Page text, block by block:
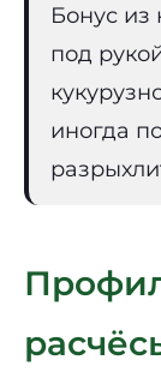
Бонус из
под
иногда